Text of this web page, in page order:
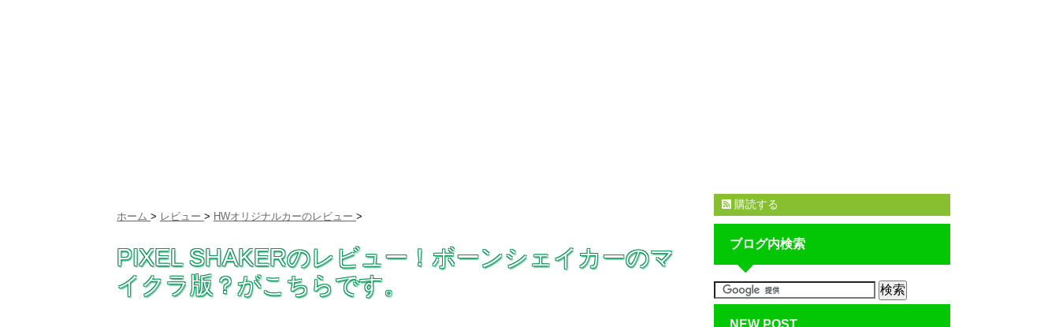
ホーム > レビュー > HWオリジナルカーのレビュー >
PIXEL SHAKERのレビュー！ボーンシェイカーのマ
イクラ版？がこちらです。
購読する
ブログ内検索
NEW POST